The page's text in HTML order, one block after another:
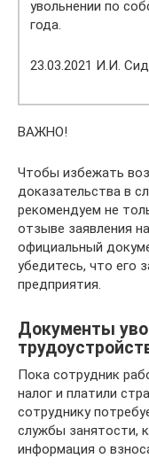
увольнении по
года.
23.03.2021 И.И.
ВАЖНО!
Чтобы избежать
доказательства в
рекомендуем не
отзыве заявления
официальный
убедитесь, что его
предприятия.
Документы
Пока сотрудник
налог и платили
сотруднику
службы занятости,
информация о